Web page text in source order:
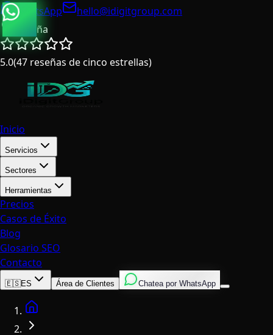
WhatsApp
hello@idigitgroup.com
España
5.0(47 reseñas de cinco estrellas)
Inicio
Servicios
Sectores
Herramientas
Precios
Casos de Éxito
Blog
Glosario SEO
Contacto
Inglés
ItalianoEspañol
🇪🇸ES Área de Clientes Chatea por WhatsApp